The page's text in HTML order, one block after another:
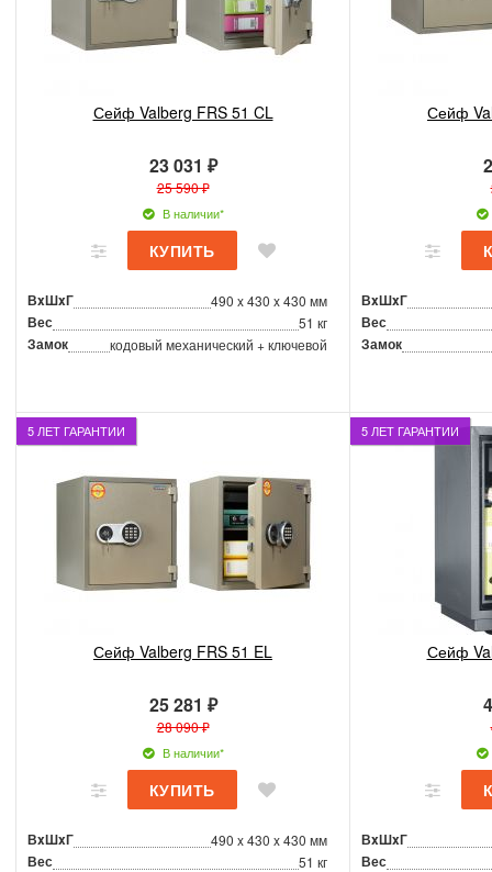
Сейф Valberg FRS 51 CL
23 031 ₽
25 590 ₽
В наличии*
ВxШxГ 490 x 430 x 430 мм
Вес 51 кг
Замок кодовый механический + ключевой
Сейф
ВxШxГ
Вес
Замок
5 ЛЕТ ГАРАНТИИ
Сейф Valberg FRS 51 EL
25 281 ₽
28 090 ₽
В наличии*
ВxШxГ 490 x 430 x 430 мм
Вес 51 кг
5 ЛЕТ ГАРАНТИИ
Сейф
ВxШxГ
Вес